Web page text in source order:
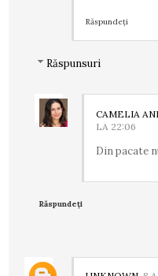
Răspundeți
Răspunsuri
CAMELIA
LA 22:06
Din pacate
Răspundeți